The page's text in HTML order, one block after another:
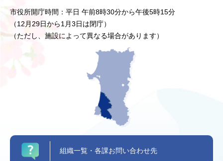
市役所開庁時間：平日 午前8時30分から午後5時15分
（12月29日から1月3日は閉庁）
（ただし、施設によって異なる場合があります）
組織一覧・各課お問い合わせ先